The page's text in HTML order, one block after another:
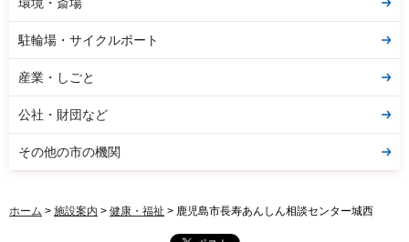
環境・斎場
駐輪場・サイクルポート
産業・しごと
公社・財団など
その他の市の機関
ホーム > 施設案内 > 健康・福祉 > 鹿児島市長寿あんしん相談センター城西